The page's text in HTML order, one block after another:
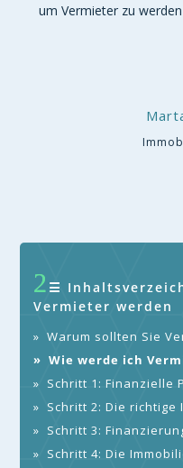
um Vermieter zu
☰
Vermieter werden
»Warum sollten Sie
» Wie werde ich
» Schritt 1: Finanzielle
» Schritt 2: Die richtige
» Schritt 3:
» Schritt 4: Die